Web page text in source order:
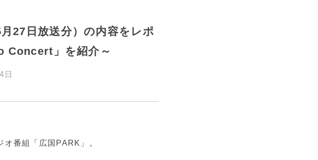
27日放送分）の内容をレポ
Concert」を紹介～
日
番組「広国PARK」。